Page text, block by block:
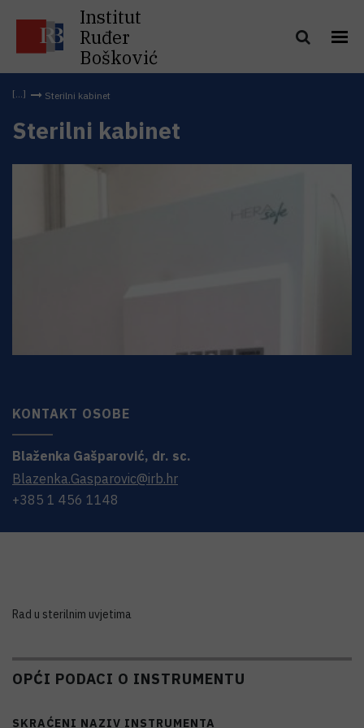
Institut
Ruđer
Bošković
Sterilni kabinet
Sterilni kabinet
KONTAKT OSOBE
Blaženka Gašparović, dr. sc.
Blazenka.Gasparovic@irb.hr
+385 1 456 1148
Rad u sterilnim uvjetima
OPĆI PODACI O INSTRUMENTU
SKRAĆENI NAZIV INSTRUMENTA